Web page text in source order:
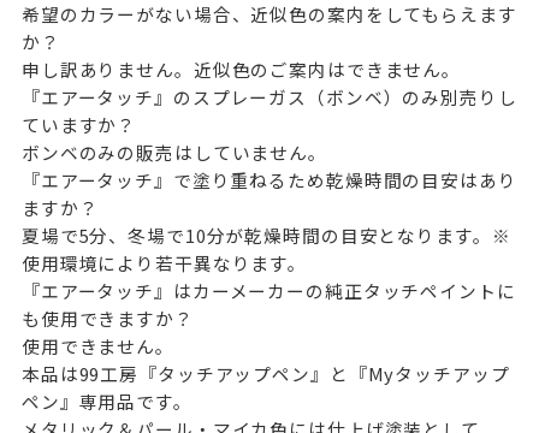
希望のカラーがない場合、近似色の案内をしてもらえます
か？
申し訳ありません。近似色のご案内はできません。
『エアータッチ』のスプレーガス（ボンベ）のみ別売りし
ていますか？
ボンベのみの販売はしていません。
『エアータッチ』で塗り重ねるため乾燥時間の目安はあり
ますか？
夏場で5分、冬場で10分が乾燥時間の目安となります。※
使用環境により若干異なります。
『エアータッチ』はカーメーカーの純正タッチペイントに
も使用できますか？
使用できません。
本品は99工房『タッチアップペン』と『Myタッチアップ
ペン』専用品です。